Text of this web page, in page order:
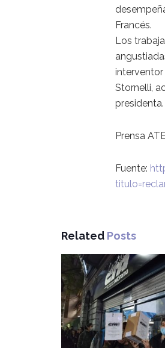
Francés.
Los
interventor
Stornelli,
presidenta.
Prensa
Fuente:
Related Posts